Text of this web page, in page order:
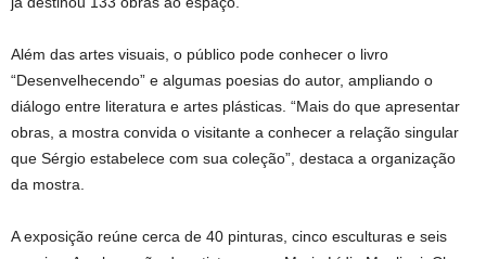
Além das artes visuais, o público pode conhecer o livro
“Desenvelhecendo” e algumas poesias do autor, ampliando o
diálogo entre literatura e artes plásticas. “Mais do que apresentar
obras, a mostra convida o visitante a conhecer a relação singular
que Sérgio estabelece com sua coleção”, destaca a organização
da mostra.
A exposição reúne cerca de 40 pinturas, cinco esculturas e seis